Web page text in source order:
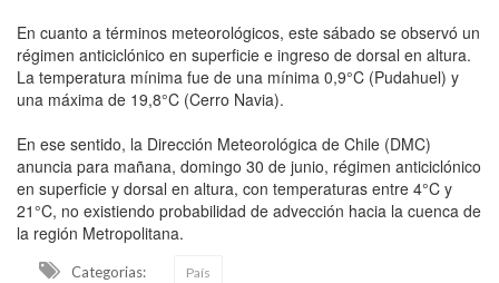
En cuanto a términos meteorológicos, este sábado se observó un
régimen anticiclónico en superficie e ingreso de dorsal en altura.
La temperatura mínima fue de una mínima 0,9°C (Pudahuel) y
una máxima de 19,8°C (Cerro Navia).
En ese sentido, la Dirección Meteorológica de Chile (DMC)
anuncia para mañana, domingo 30 de junio, régimen anticiclónico
en superficie y dorsal en altura, con temperaturas entre 4°C y
21°C, no existiendo probabilidad de advección hacia la cuenca de
la región Metropolitana.
Categorias: País